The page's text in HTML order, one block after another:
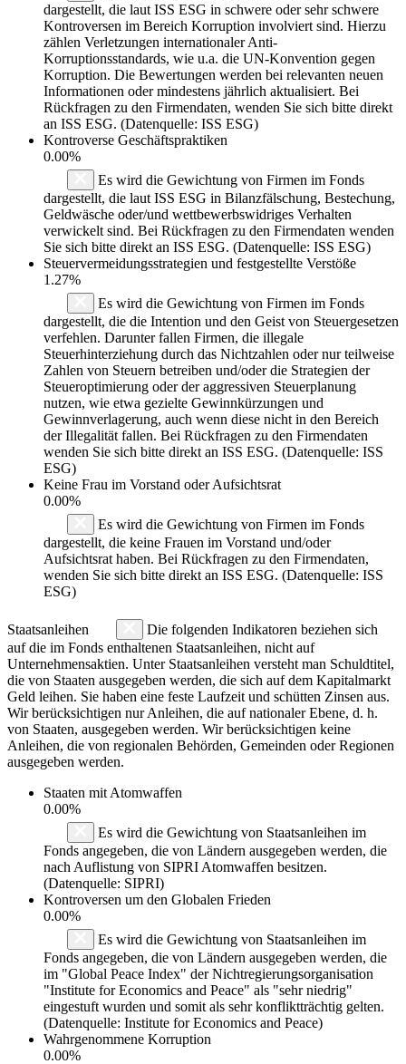
dargestellt, die laut ISS ESG in schwere oder sehr schwere
Kontroversen im Bereich Korruption involviert sind. Hierzu
zählen Verletzungen internationaler Anti-
Korruptionsstandards, wie u.a. die UN-Konvention gegen
Korruption. Die Bewertungen werden bei relevanten neuen
Informationen oder mindestens jährlich aktualisiert. Bei
Rückfragen zu den Firmendaten, wenden Sie sich bitte direkt
an ISS ESG. (Datenquelle: ISS ESG)
Kontroverse Geschäftspraktiken
0.00%
Es wird die Gewichtung von Firmen im Fonds
dargestellt, die laut ISS ESG in Bilanzfälschung, Bestechung,
Geldwäsche oder/und wettbewerbswidriges Verhalten
verwickelt sind. Bei Rückfragen zu den Firmendaten wenden
Sie sich bitte direkt an ISS ESG. (Datenquelle: ISS ESG)
Steuervermeidungsstrategien und festgestellte Verstöße
1.27%
Es wird die Gewichtung von Firmen im Fonds
dargestellt, die die Intention und den Geist von Steuergesetzen
verfehlen. Darunter fallen Firmen, die illegale
Steuerhinterziehung durch das Nichtzahlen oder nur teilweise
Zahlen von Steuern betreiben und/oder die Strategien der
Steueroptimierung oder der aggressiven Steuerplanung
nutzen, wie etwa gezielte Gewinnkürzungen und
Gewinnverlagerung, auch wenn diese nicht in den Bereich
der Illegalität fallen. Bei Rückfragen zu den Firmendaten
wenden Sie sich bitte direkt an ISS ESG. (Datenquelle: ISS
ESG)
Keine Frau im Vorstand oder Aufsichtsrat
0.00%
Es wird die Gewichtung von Firmen im Fonds
dargestellt, die keine Frauen im Vorstand und/oder
Aufsichtsrat haben. Bei Rückfragen zu den Firmendaten,
wenden Sie sich bitte direkt an ISS ESG. (Datenquelle: ISS
ESG)
Staatsanleihen
Die folgenden Indikatoren beziehen sich
auf die im Fonds enthaltenen Staatsanleihen, nicht auf
Unternehmensaktien. Unter Staatsanleihen versteht man Schuldtitel,
die von Staaten ausgegeben werden, die sich auf dem Kapitalmarkt
Geld leihen. Sie haben eine feste Laufzeit und schütten Zinsen aus.
Wir berücksichtigen nur Anleihen, die auf nationaler Ebene, d. h.
von Staaten, ausgegeben werden. Wir berücksichtigen keine
Anleihen, die von regionalen Behörden, Gemeinden oder Regionen
ausgegeben werden.
Staaten mit Atomwaffen
0.00%
Es wird die Gewichtung von Staatsanleihen im
Fonds angegeben, die von Ländern ausgegeben werden, die
nach Auflistung von SIPRI Atomwaffen besitzen.
(Datenquelle: SIPRI)
Kontroversen um den Globalen Frieden
0.00%
Es wird die Gewichtung von Staatsanleihen im
Fonds angegeben, die von Ländern ausgegeben werden, die
im "Global Peace Index" der Nichtregierungsorganisation
"Institute for Economics and Peace" als "sehr niedrig"
eingestuft wurden und somit als sehr konfliktträchtig gelten.
(Datenquelle: Institute for Economics and Peace)
Wahrgenommene Korruption
0.00%